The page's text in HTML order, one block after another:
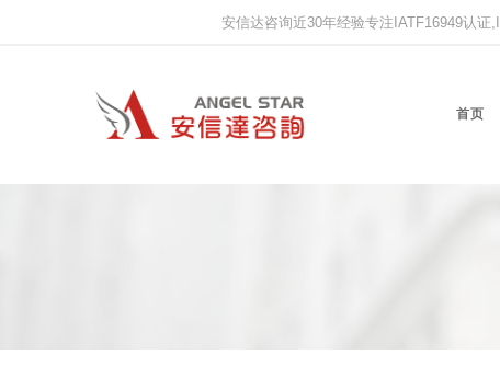
安信达咨询近30年经验专注IATF16949认
首页